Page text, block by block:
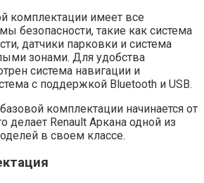
комплектации имеет все
безопасности, такие как система
датчики парковки и система
зонами. Для удобства
система навигации и
с поддержкой Bluetooth и USB.
комплектации начинается от
делает Renault Аркана одной из
в своем классе.